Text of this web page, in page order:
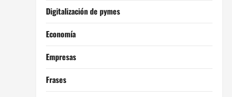
Digitalización de pymes
Economía
Empresas
Frases